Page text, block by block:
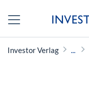
Investor Verlag